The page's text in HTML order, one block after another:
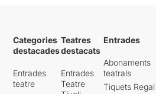
Categories
destacades
Entrades
teatre
Teatres
destacats
Entrades
Teatre
Entrades
Abonaments
teatrals
Tiquets Regal